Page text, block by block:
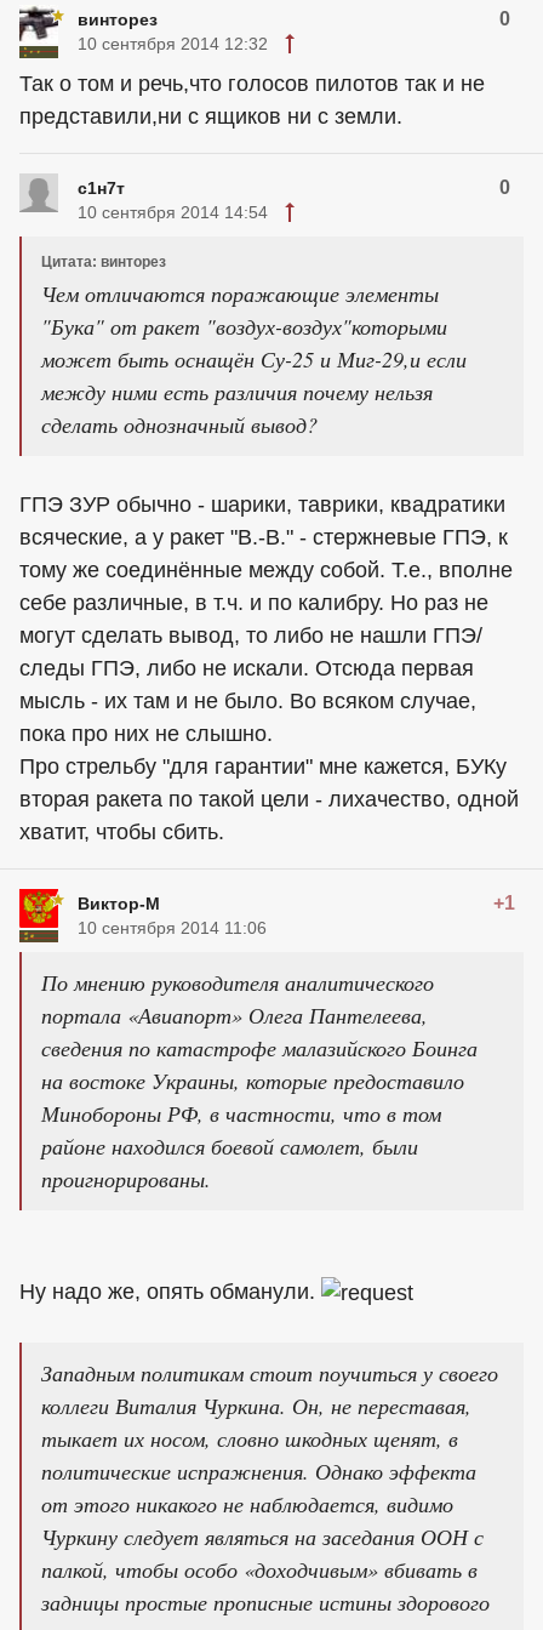
винторез 0
10 сентября 2014 12:32
Так о том и речь,что голосов пилотов так и не
представили,ни с ящиков ни с земли.
с1н7т 0
10 сентября 2014 14:54
Цитата: винторез
Чем отличаются поражающие элементы
"Бука" от ракет "воздух-воздух"которыми
может быть оснащён Су-25 и Миг-29,и если
между ними есть различия почему нельзя
сделать однозначный вывод?
ГПЭ ЗУР обычно - шарики, таврики, квадратики
всяческие, а у ракет "В.-В." - стержневые ГПЭ, к
тому же соединённые между собой. Т.е., вполне
себе различные, в т.ч. и по калибру. Но раз не
могут сделать вывод, то либо не нашли ГПЭ/
следы ГПЭ, либо не искали. Отсюда первая
мысль - их там и не было. Во всяком случае,
пока про них не слышно.
Про стрельбу "для гарантии" мне кажется, БУКу
вторая ракета по такой цели - лихачество, одной
хватит, чтобы сбить.
Виктор-М +1
10 сентября 2014 11:06
По мнению руководителя аналитического
портала «Авиапорт» Олега Пантелеева,
сведения по катастрофе малазийского Боинга
на востоке Украины, которые предоставило
Минобороны РФ, в частности, что в том
районе находился боевой самолет, были
проигнорированы.
Ну надо же, опять обманули.
Западным политикам стоит поучиться у своего
коллеги Виталия Чуркина. Он, не переставая,
тыкает их носом, словно шкодных щенят, в
политические испражнения. Однако эффекта
от этого никакого не наблюдается, видимо
Чуркину следует являться на заседания ООН с
палкой, чтобы особо «доходчивым» вбивать в
задницы простые прописные истины здорового